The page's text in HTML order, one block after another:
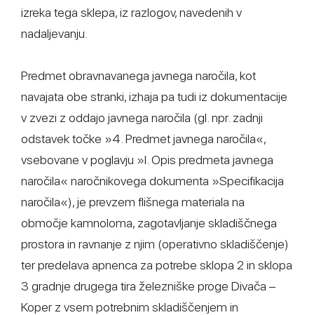
izreka tega sklepa, iz razlogov, navedenih v
nadaljevanju.
Predmet obravnavanega javnega naročila, kot
navajata obe stranki, izhaja pa tudi iz dokumentacije
v zvezi z oddajo javnega naročila (gl. npr. zadnji
odstavek točke »4. Predmet javnega naročila«,
vsebovane v poglavju »I. Opis predmeta javnega
naročila« naročnikovega dokumenta »Specifikacija
naročila«), je prevzem flišnega materiala na
območje kamnoloma, zagotavljanje skladiščnega
prostora in ravnanje z njim (operativno skladiščenje)
ter predelava apnenca za potrebe sklopa 2 in sklopa
3 gradnje drugega tira železniške proge Divača –
Koper z vsem potrebnim skladiščenjem in